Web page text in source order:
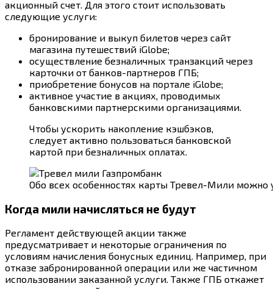
акционный счет. Для этого стоит использовать
следующие услуги:
бронирование и выкуп билетов через сайт
магазина путешествий iGlobe;
осуществление безналичных транзакций через
карточки от банков-партнеров ГПБ;
приобретение бонусов на портале iGlobe;
активное участие в акциях, проводимых
банковскими партнерскими организациями.
Чтобы ускорить накопление кэшбэков,
следует активно пользоваться банковской
картой при безналичных оплатах.
Обо всех особенностях карты Тревел-Мили можно
Когда мили начисляться не будут
Регламент действующей акции также
предусматривает и некоторые ограничения по
условиям начисления бонусных единиц. Например, при
отказе забронированной операции или же частичном
использовании заказанной услуги. Также ГПБ откажет